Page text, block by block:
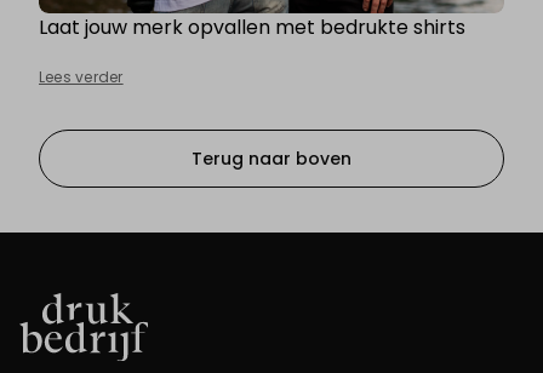
Laat jouw merk opvallen met bedrukte shirts
Lees verder
Terug naar boven